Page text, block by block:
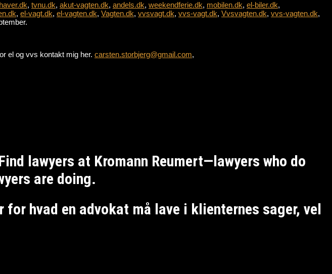
haver.dk, tvnu.dk, akut-vagten.dk, andels.dk, weekendferie.dk, mobilen.dk, el-biler.dk,
, el-vagt.dk, el-vagten.dk, Vagten.dk, vvsvagt.dk, vvs-vagt.dk, Vvsvagten.dk, vvs-vagten.dk,
el og vvs kontakt mig her. carsten.storbjerg@gmail.com,
lawyers at Kromann Reumert—lawyers who do
are doing.
hvad en advokat må lave i klienternes sager, vel